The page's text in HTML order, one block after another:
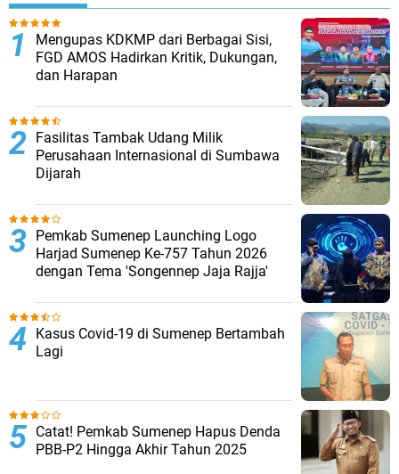
Mengupas KDKMP dari Berbagai Sisi,
FGD AMOS Hadirkan Kritik, Dukungan,
dan Harapan
Fasilitas Tambak Udang Milik
Perusahaan Internasional di Sumbawa
Dijarah
Pemkab Sumenep Launching Logo
Harjad Sumenep Ke-757 Tahun 2026
dengan Tema 'Songennep Jaja Rajja'
Kasus Covid-19 di Sumenep Bertambah
Lagi
Catat! Pemkab Sumenep Hapus Denda
PBB-P2 Hingga Akhir Tahun 2025